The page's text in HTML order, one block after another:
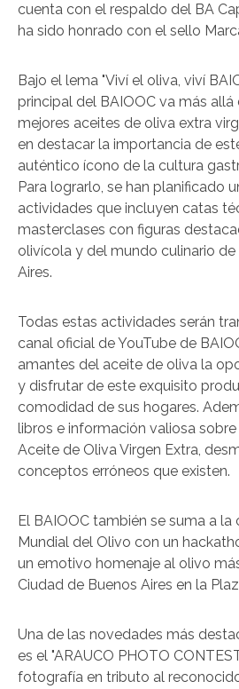
cuenta con el respaldo del BA
ha sido honrado con el sello
Bajo el lema "Viví el oliva, viví
principal del BAIOOC va más allá
mejores aceites de oliva extra
en destacar la importancia de
auténtico ícono de la cultura
Para lograrlo, se han planificado
actividades que incluyen catas
masterclases con figuras
olivícola y del mundo culinario de
Aires.
Todas estas actividades serán
canal oficial de YouTube de
amantes del aceite de oliva la
y disfrutar de este exquisito
comodidad de sus hogares.
libros e información valiosa
Aceite de Oliva Virgen Extra,
conceptos erróneos que existen.
El BAIOOC también se suma a la
Mundial del Olivo con un
un emotivo homenaje al olivo
Ciudad de Buenos Aires en la
Una de las novedades más
es el "ARAUCO PHOTO
fotografía en tributo al